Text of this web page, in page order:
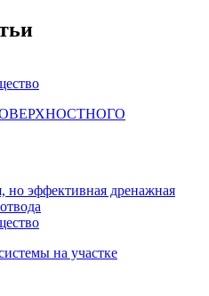
но эффективная дренажная
на участке